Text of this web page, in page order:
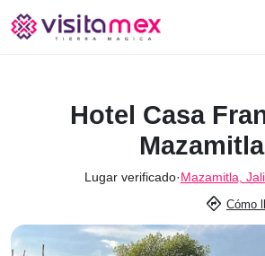
Hotel Casa
Mazamitla
Lugar verificado·Mazamitla,
directions Cómo